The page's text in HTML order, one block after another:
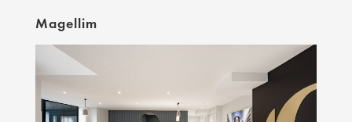
Magellim